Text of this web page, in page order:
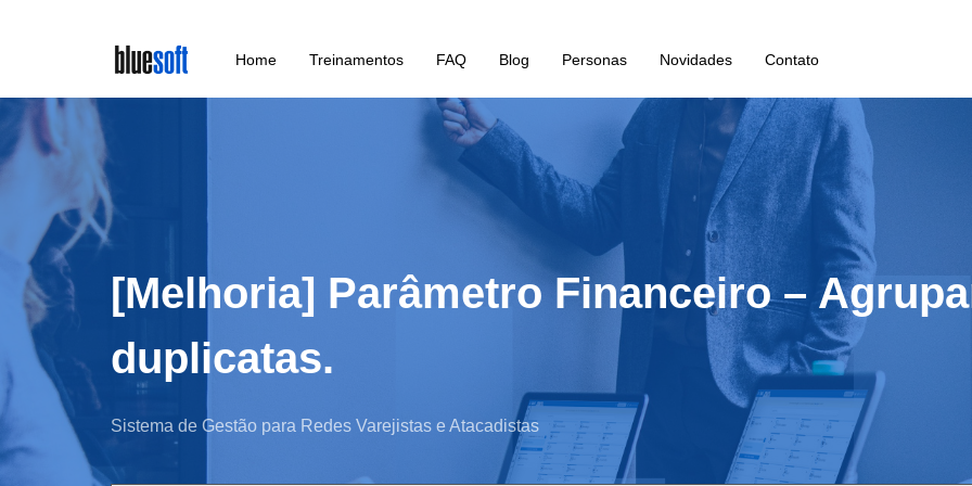
main
content
Home Treinamentos FAQ Blog Personas Novidades Contato
[Melhoria] Parâmetro Financeiro –
duplicatas.
Sistema de Gestão para Redes Varejistas e Atacadistas